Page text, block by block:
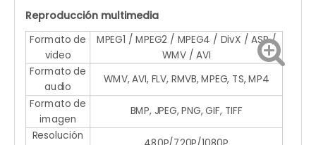
Reproducción multimedia
Formato de
video
MPEG1 / MPEG2 / MPEG4 / DivX / ASP /
WMV / AVI
Formato de
audio
WMV, AVI, FLV, RMVB, MPEG, TS, MP4
Formato de
imagen
BMP, JPEG, PNG, GIF, TIFF
Resolución